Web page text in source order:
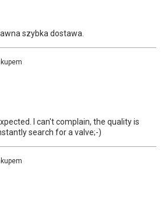
szybka dostawa.
I can't complain, the quality is
search for a valve;-)